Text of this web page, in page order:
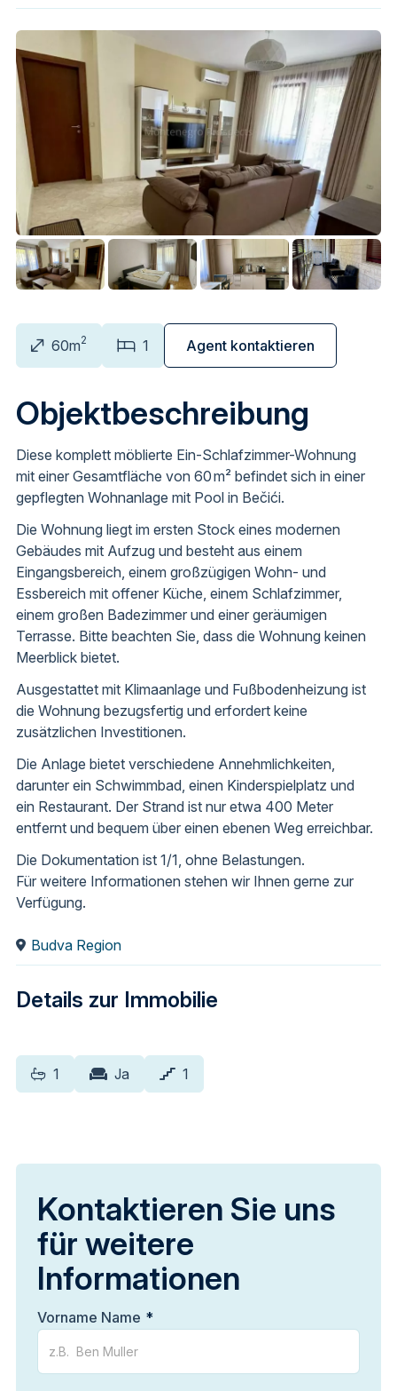
60m2 1 Agent kontaktieren
Objektbeschreibung
Diese komplett möblierte Ein-Schlafzimmer-Wohnung
mit einer Gesamtfläche von 60 m² befindet sich in einer
gepflegten Wohnanlage mit Pool in Bečići.
Die Wohnung liegt im ersten Stock eines modernen
Gebäudes mit Aufzug und besteht aus einem
Eingangsbereich, einem großzügigen Wohn- und
Essbereich mit offener Küche, einem Schlafzimmer,
einem großen Badezimmer und einer geräumigen
Terrasse. Bitte beachten Sie, dass die Wohnung keinen
Meerblick bietet.
Ausgestattet mit Klimaanlage und Fußbodenheizung ist
die Wohnung bezugsfertig und erfordert keine
zusätzlichen Investitionen.
Die Anlage bietet verschiedene Annehmlichkeiten,
darunter ein Schwimmbad, einen Kinderspielplatz und
ein Restaurant. Der Strand ist nur etwa 400 Meter
entfernt und bequem über einen ebenen Weg erreichbar.
Die Dokumentation ist 1/1, ohne Belastungen.
Für weitere Informationen stehen wir Ihnen gerne zur
Verfügung.
Budva Region
Details zur Immobilie
1 Ja 1
Kontaktieren Sie uns
für weitere
Informationen
Vorname Name